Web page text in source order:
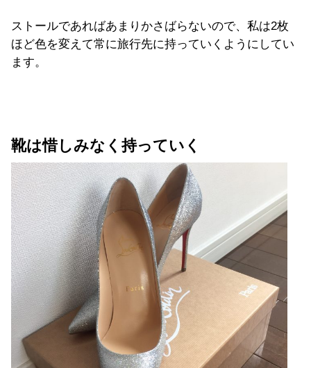
ストールであればあまりかさばらないので、私は2枚
ほど色を変えて常に旅行先に持っていくようにしてい
ます。
靴は惜しみなく持っていく